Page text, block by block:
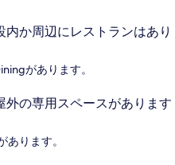
か周辺にレストランはあり
があります。
外の専用スペースがあります
ります。